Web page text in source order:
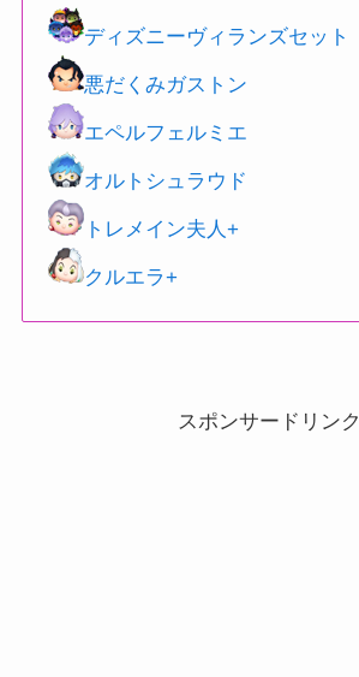
ディズニーヴィランズセット
悪だくみガストン
エペルフェルミエ
オルトシュラウド
トレメイン夫人+
クルエラ+
スポンサードリンク